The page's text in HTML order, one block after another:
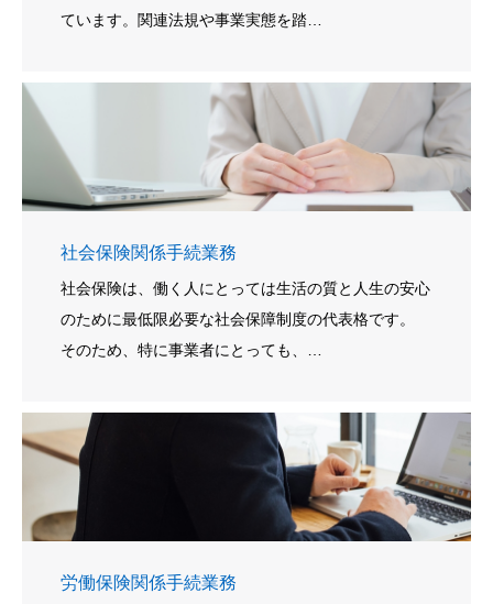
ています。関連法規や事業実態を踏…
社会保険関係手続業務
社会保険は、働く人にとっては生活の質と人生の安心
のために最低限必要な社会保障制度の代表格です。
そのため、特に事業者にとっても、…
労働保険関係手続業務